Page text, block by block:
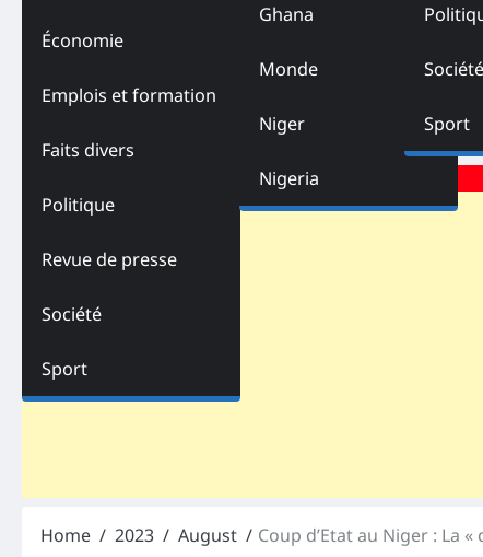
Économie
Emplois et formation
Faits divers
Politique
Revue de presse
Société
Sport
Ghana
Monde
Niger
Nigeria
Société
Sport
Home 2023 August Coup d’Etat au Niger : La